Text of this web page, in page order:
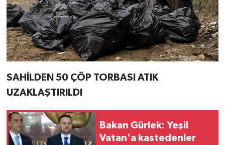
SAHİLDEN 50 ÇÖP TORBASI ATIK
UZAKLAŞTIRILDI
Bakan Gürlek: Yeşil
Vatan'a kastedenler